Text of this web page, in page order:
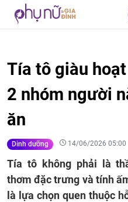
Tía tô giàu
2 nhóm người
ăn
Dinh dưỡng 14/06/2026 05:00
Tía tô không phải là
thơm đặc trưng và tính
là lựa chọn quen thuộc